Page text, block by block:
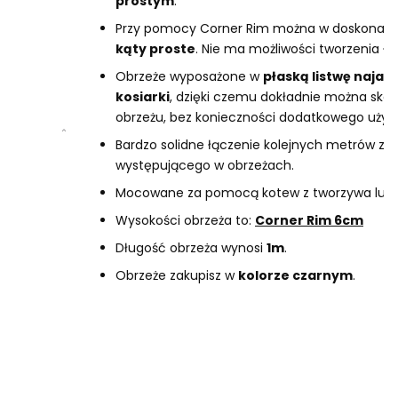
Przy pomocy Corner Rim można w
kąty proste. Nie ma możliwości tworzenia
Obrzeże wyposażone w płaską listwę
kosiarki, dzięki czemu dokładnie można
obrzeżu, bez konieczności dodatkowego
Bardzo solidne łączenie kolejnych metrów
występującego w obrzeżach.
Mocowane za pomocą kotew z tworzywa lub
Wysokości obrzeża to: Corner Rim 6cm
Długość obrzeża wynosi 1m.
Obrzeże zakupisz w kolorze czarnym.